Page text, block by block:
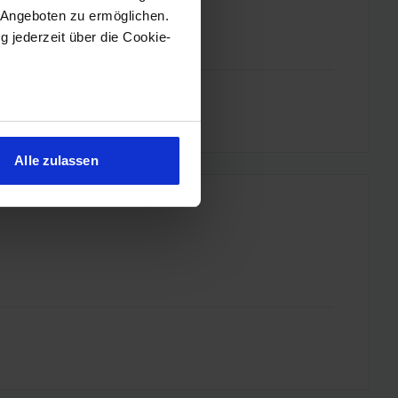
zu ermöglichen.
jederzeit über die Cookie-
können
Präferenzen im
diese Informationen
Alle zulassen